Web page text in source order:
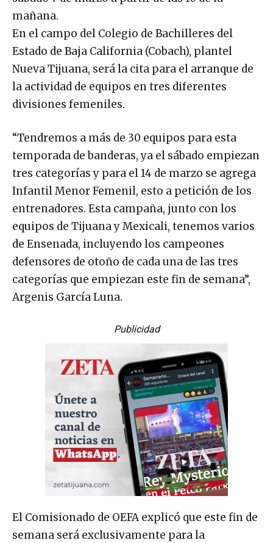
mañana.
En el campo del Colegio de Bachilleres del
Estado de Baja California (Cobach), plantel
Nueva Tijuana, será la cita para el arranque de
la actividad de equipos en tres diferentes
divisiones femeniles.
“Tendremos a más de 30 equipos para esta
temporada de banderas, ya el sábado empiezan
tres categorías y para el 14 de marzo se agrega
Infantil Menor Femenil, esto a petición de los
entrenadores. Esta campaña, junto con los
equipos de Tijuana y Mexicali, tenemos varios
de Ensenada, incluyendo los campeones
defensores de otoño de cada una de las tres
categorías que empiezan este fin de semana”,
Argenis García Luna.
Publicidad
El Comisionado de OEFA explicó que este fin de
semana será exclusivamente para la